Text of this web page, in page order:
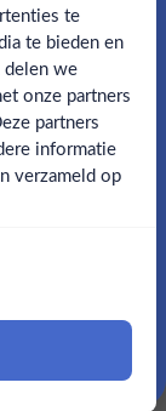
te
te bieden en
we
onze partners
partners
informatie
verzameld op
je eerste